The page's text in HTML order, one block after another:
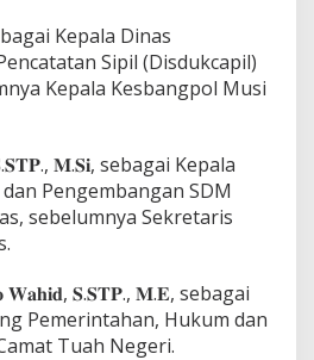
Kepala Dinas
Sipil (Disdukcapil)
Kepala Kesbangpol Musi
𝐌.𝐒𝐢, sebagai Kepala
Pengembangan SDM
sebelumnya Sekretaris
𝐖𝐚𝐡𝐢𝐝, 𝐒.𝐒𝐓𝐏., 𝐌.𝐄, sebagai
Pemerintahan, Hukum dan
Tuah Negeri.